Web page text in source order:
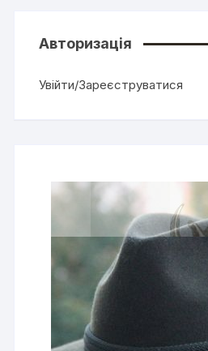
Авторизація
Увійти/Зареєструватися